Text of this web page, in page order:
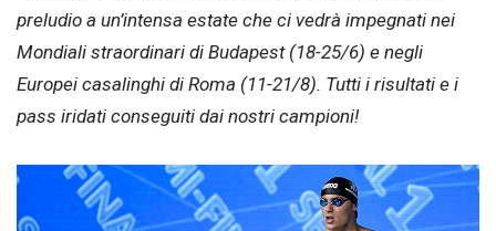
preludio a un’intensa estate che ci vedrà impegnati nei
Mondiali straordinari di Budapest (18-25/6) e negli
Europei casalinghi di Roma (11-21/8). Tutti i risultati e i
pass iridati conseguiti dai nostri campioni!